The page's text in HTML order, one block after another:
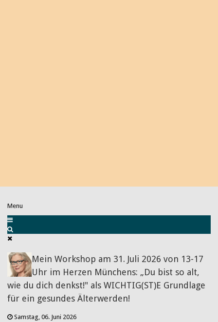
Menu
Mein Workshop am 31. Juli 2026 von 13-17
Uhr im Herzen Münchens: „Du bist so alt,
wie du dich denkst!" als WICHTIG(ST)E Grundlage
für ein gesundes Älterwerden!
Samstag, 06. Juni 2026